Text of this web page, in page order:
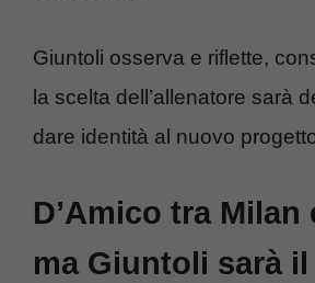
Giuntoli osserva e riflette,
la scelta dell’allenatore sarà
dare identità al nuovo
D’Amico tra Milan
ma Giuntoli sarà il